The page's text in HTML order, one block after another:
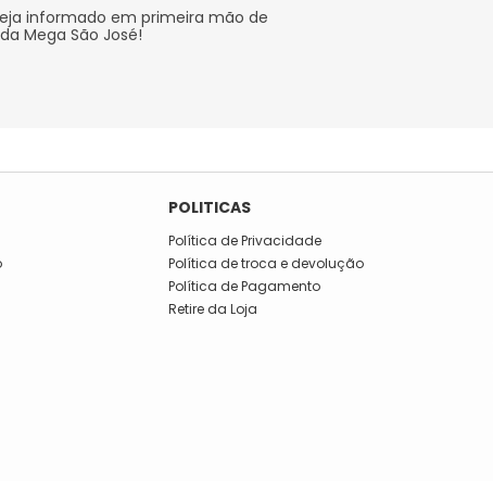
informado em primeira mão de
Mega São José!
POLITICAS
Política de Privacidade
Política de troca e devolução
Política de Pagamento
Retire da Loja